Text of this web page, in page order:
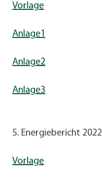
Vorlage
Anlage1
Anlage2
Anlage3
5. Energiebericht 2022
Vorlage